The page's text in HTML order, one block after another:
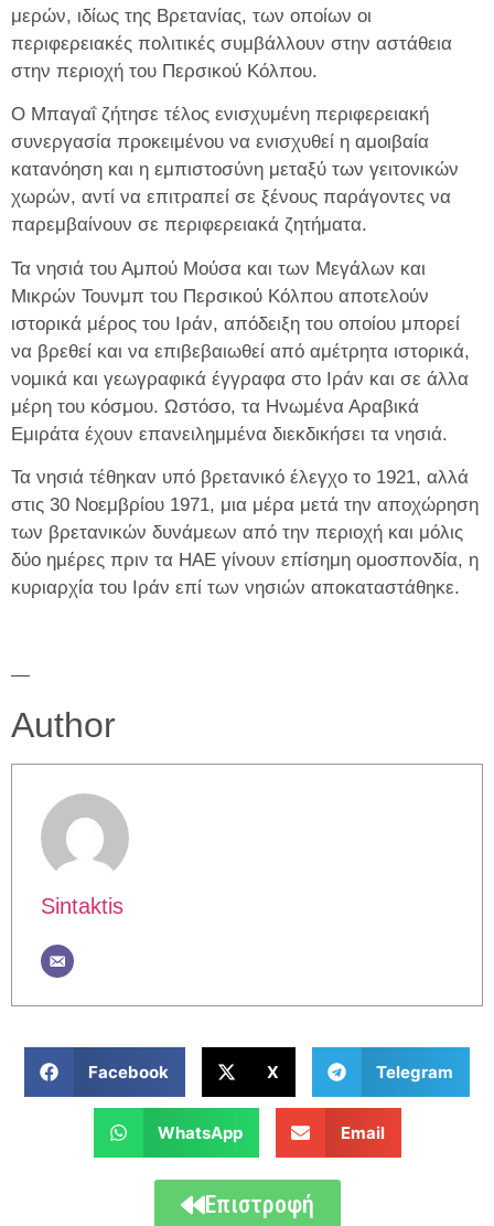
μερών, ιδίως της Βρετανίας, των οποίων οι
περιφερειακές πολιτικές συμβάλλουν στην αστάθεια
στην περιοχή του Περσικού Κόλπου.
Ο Μπαγαΐ ζήτησε τέλος ενισχυμένη περιφερειακή
συνεργασία προκειμένου να ενισχυθεί η αμοιβαία
κατανόηση και η εμπιστοσύνη μεταξύ των γειτονικών
χωρών, αντί να επιτραπεί σε ξένους παράγοντες να
παρεμβαίνουν σε περιφερειακά ζητήματα.
Τα νησιά του Αμπού Μούσα και των Μεγάλων και
Μικρών Τουνμπ του Περσικού Κόλπου αποτελούν
ιστορικά μέρος του Ιράν, απόδειξη του οποίου μπορεί
να βρεθεί και να επιβεβαιωθεί από αμέτρητα ιστορικά,
νομικά και γεωγραφικά έγγραφα στο Ιράν και σε άλλα
μέρη του κόσμου. Ωστόσο, τα Ηνωμένα Αραβικά
Εμιράτα έχουν επανειλημμένα διεκδικήσει τα νησιά.
Τα νησιά τέθηκαν υπό βρετανικό έλεγχο το 1921, αλλά
στις 30 Νοεμβρίου 1971, μια μέρα μετά την αποχώρηση
των βρετανικών δυνάμεων από την περιοχή και μόλις
δύο ημέρες πριν τα ΗΑΕ γίνουν επίσημη ομοσπονδία, η
κυριαρχία του Ιράν επί των νησιών αποκαταστάθηκε.
—
Author
Sintaktis
Facebook X Telegram
WhatsApp Email
Επιστροφή